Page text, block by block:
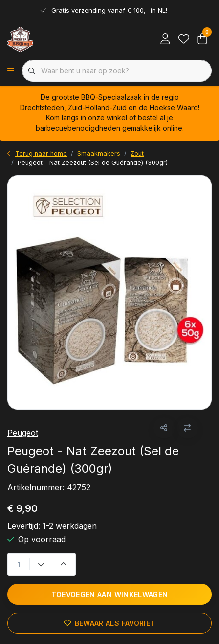
Gratis verzending vanaf € 100,- in NL!
0
De grootste BBQ-Speciaalzaak in de regio
Drechtsteden, Zuid-Holland-Zuid en de Hoekse Waard!
Kom langs in onze winkel of bestel al je
barbecuebenodigdheden gemakkelijk online.
Terug naar home Smaakmakers
Zout
Peugeot - Nat Zeezout (Sel de Guérande) (300gr)
Peugeot
Peugeot - Nat Zeezout (Sel de
Guérande) (300gr)
Artikelnummer: 42752
€ 9,90
Levertijd: 1-2 werkdagen
Op voorraad
TOEVOEGEN AAN WINKELWAGEN
BEWAAR ALS FAVORIET